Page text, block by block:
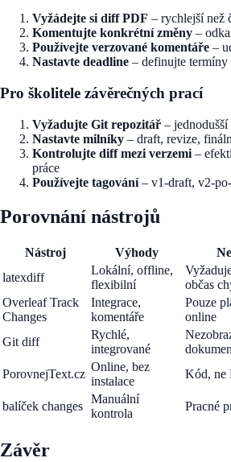
Vyžádejte si diff PDF – rychlejší než
Komentujte konkrétní změny –
Používejte verzované komentáře –
Nastavte deadline – definujte termíny
Pro školitele závěrečných prací
Vyžadujte Git repozitář –
Nastavte milníky – draft, revize,
Kontrolujte diff mezi verzemi –
práce
Používejte tagování– v1-draft, v2-
Porovnání nástrojů
Nástroj Výhody
latexdiff
Lokální, offline,
flexibilní
občas
Overleaf Track
Changes
Integrace,
komentáře
Pouze
online
Git diff
Rychlé,
integrované
PorovnejText.cz
Online, bez
instalace
Kód, ne
balíček changes
Manuální
kontrola
Pracné
Závěr